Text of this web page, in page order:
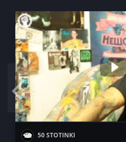
50 STOTINKI